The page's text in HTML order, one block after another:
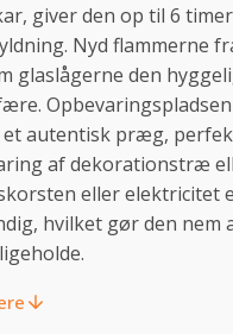
giver den op til 6
Nyd flammerne
glaslågerne den
autentisk præg,
af dekorationstræ
eller elektricitet
hvilket gør den nem